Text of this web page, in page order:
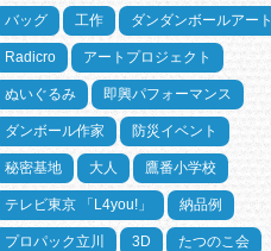
バッグ 工作 ダンダンボールアート
Radicro アートプロジェクト
ぬいぐるみ 即興パフォーマンス
ダンボール作家 防災イベント
秘密基地 大人 鷹番小学校
テレビ東京 「L4you!」 納品例
プロパック立川 3D たつのこ会